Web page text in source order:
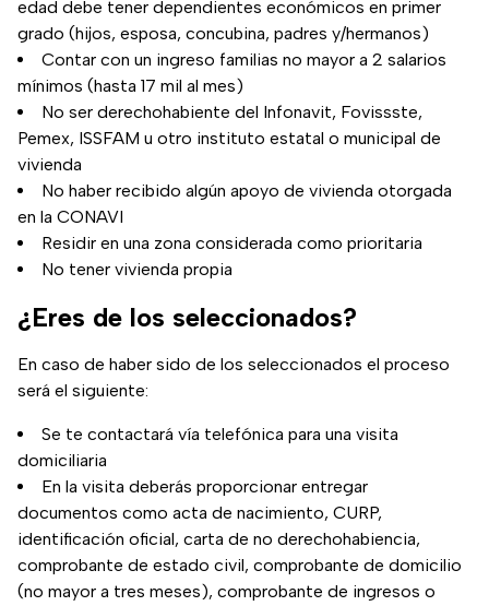
edad debe tener dependientes económicos en primer
grado (hijos, esposa, concubina, padres y/hermanos)
Contar con un ingreso familias no mayor a 2 salarios
mínimos (hasta 17 mil al mes)
No ser derechohabiente del Infonavit, Fovissste,
Pemex, ISSFAM u otro instituto estatal o municipal de
vivienda
No haber recibido algún apoyo de vivienda otorgada
en la CONAVI
Residir en una zona considerada como prioritaria
No tener vivienda propia
¿Eres de los seleccionados?
En caso de haber sido de los seleccionados el proceso
será el siguiente:
Se te contactará vía telefónica para una visita
domiciliaria
En la visita deberás proporcionar entregar
documentos como acta de nacimiento, CURP,
identificación oficial, carta de no derechohabiencia,
comprobante de estado civil, comprobante de domicilio
(no mayor a tres meses), comprobante de ingresos o